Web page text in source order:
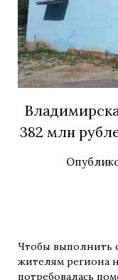
382 млн
Чтобы выполнить
жителям региона
потребовалась